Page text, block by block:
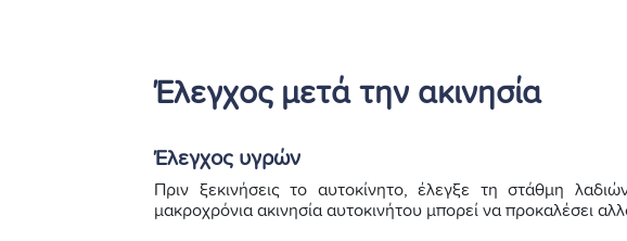
Έλεγχος μετά την ακινησία
Έλεγχος υγρών
Πριν ξεκινήσεις το αυτοκίνητο, έλεγξε τη στάθμη
μακροχρόνια ακινησία αυτοκινήτου μπορεί να προκαλέσει